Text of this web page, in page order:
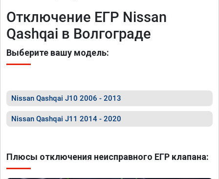
Отключение ЕГР Nissan
Qashqai в Волгограде
Выберите вашу модель:
Nissan Qashqai J10 2006 - 2013
Nissan Qashqai J11 2014 - 2020
Плюсы отключения неисправного ЕГР клапана: